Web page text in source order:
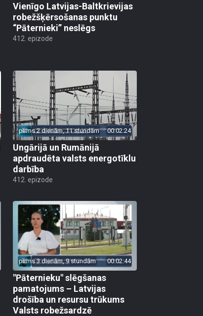
Vienīgo Latvijas-Baltkrievijas
robežšķērsošanas punktu
“Pāternieki” neslēgs
412. epizode
pirms 2 dienām, 11 stundām 00:02:24
Ungārijā un Rumānijā
apdraudēta valsts energotīklu
darbība
412. epizode
pirms 3 dienām, 9 stundām 00:02:44
"Pāternieku" slēgšanas
pamatojums – Latvijas
drošība un resursu trūkums
Valsts robežsardzē